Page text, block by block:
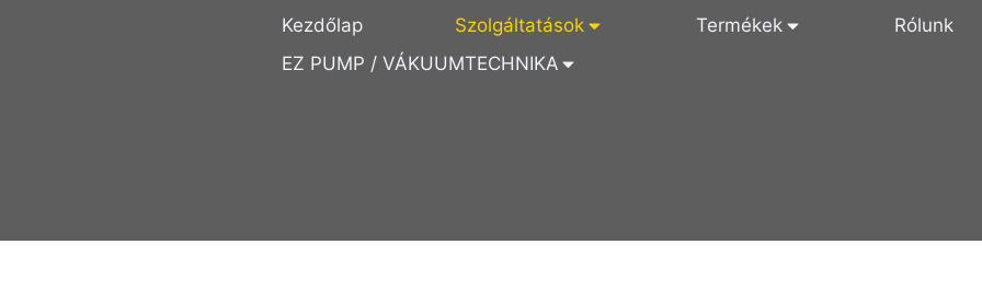
Kezdőlap Szolgáltatások Termékek
Rólunk
EZ PUMP / VÁKUUMTECHNIKA